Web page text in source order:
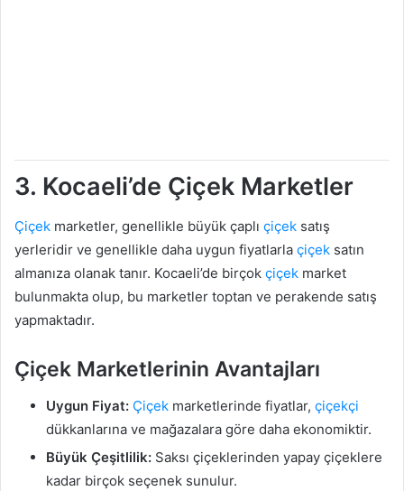
3. Kocaeli’de Çiçek Marketler
Çiçek marketler, genellikle büyük çaplı çiçek satış
yerleridir ve genellikle daha uygun fiyatlarla çiçek satın
almanıza olanak tanır. Kocaeli’de birçok çiçek market
bulunmakta olup, bu marketler toptan ve perakende satış
yapmaktadır.
Çiçek Marketlerinin Avantajları
Uygun Fiyat: Çiçek marketlerinde fiyatlar, çiçekçi
dükkanlarına ve mağazalara göre daha ekonomiktir.
Büyük Çeşitlilik: Saksı çiçeklerinden yapay çiçeklere
kadar birçok seçenek sunulur.